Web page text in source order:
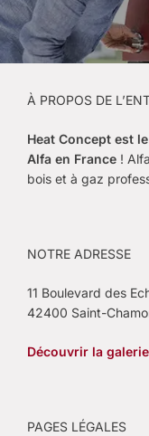
À PROPOS DE
Heat Concept est le
Alfa en France !
bois et à gaz
NOTRE ADRESSE
11 Boulevard des
42400 Saint-
Découvrir la galerie
PAGES LÉGALES